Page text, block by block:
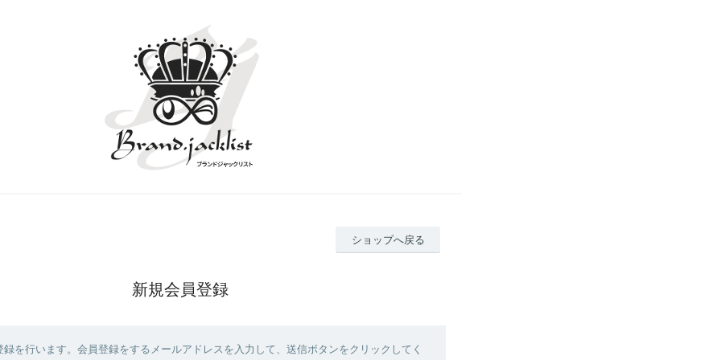
ショップへ戻る
新規会員登録
を行います。会員登録をするメールアドレスを入力して、送信ボタンをクリックしてく